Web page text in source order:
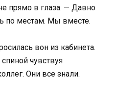
прямо в глаза. — Давно
по местам. Мы вместе.
вон из кабинета.
чувствуя
Они все знали.